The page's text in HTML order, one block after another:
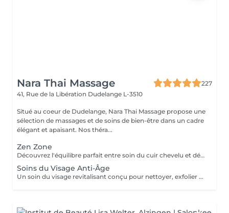
Nara Thai Massage
227
41, Rue de la Libération Dudelange L-3510
Situé au coeur de Dudelange, Nara Thai Massage propose une
sélection de massages et de soins de bien-être dans un cadre
élégant et apaisant. Nos théra...
Zen Zone
Découvrez l'équilibre parfait entre soin du cuir chevelu et détente du haut du corps. Ce rituel bien-être associe un Head Spa de 60 minutes à un Massage Dos & Épaules Office Syndrome de 30 minutes pour relâcher les tensions, apaiser l'esprit et procurer une profonde sensation de bien-être. Comprend : Head Spa 60 min Massage Dos & Épaules Office Syndrome 30 min
Soins du Visage Anti-Âge
Un soin du visage revitalisant conçu pour nettoyer, exfolier et nourrir la peau tout en favorisant un teint frais et éclatant. Associant des produits de soin soigneusement sélectionnés à des techniques de massage relaxantes du visage, ce traitement laisse la peau douce, rafraîchie et parfaitement soignée.